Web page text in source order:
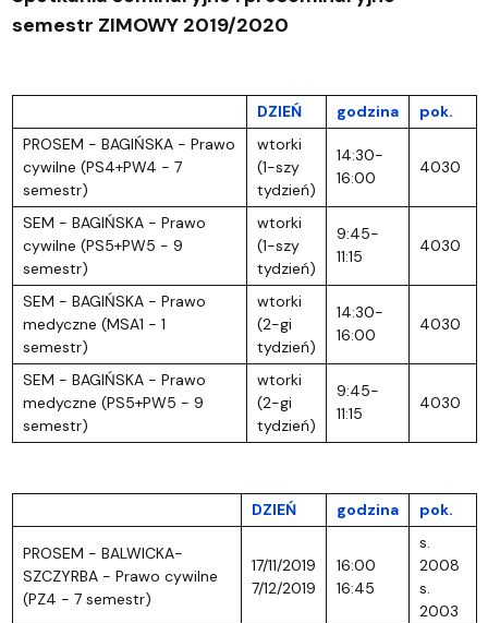
semestr ZIMOWY 2019/2020
DZIEŃ godzina
pok.
PROSEM - BAGIŃSKA - Prawo
cywilne (PS4+PW4 - 7
semestr)
wtorki
(1-szy
tydzień)
14:30-
16:00
4030
SEM - BAGIŃSKA - Prawo
cywilne (PS5+PW5 - 9
semestr)
wtorki
(1-szy
tydzień)
9:45-
11:15
4030
SEM - BAGIŃSKA - Prawo
medyczne (MSA1 - 1
semestr)
wtorki
(2-gi
tydzień)
14:30-
16:00
4030
SEM - BAGIŃSKA - Prawo
medyczne (PS5+PW5 - 9
semestr)
wtorki
(2-gi
tydzień)
9:45-
11:15
4030
DZIEŃ godzina pok.
PROSEM - BALWICKA-
SZCZYRBA - Prawo cywilne
(PZ4 - 7 semestr)
17/11/2019
7/12/2019
16:00
16:45
s.
2008
s.
2003